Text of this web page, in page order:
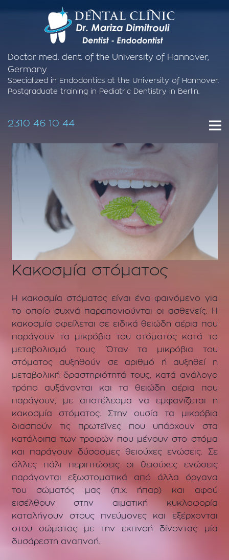
Doctor med. dent. of the University of Hannover,
Germany
Specialized in Endodontics at the University of Hannover.
Postgraduate training in Pediatric Dentistry in Berlin.
2310 46 10 44
Κακοσμία στόματος
Η κακοσμία στόματος είναι ένα φαινόμενο για
το οποίο συχνά παραπονιούνται οι ασθενείς. Η
κακοσμία οφείλεται σε ειδικά θειώδη αέρια που
παράγουν τα μικρόβια του στόματος κατά το
μεταβολισμό τους. Όταν τα μικρόβια του
στόματος αυξηθούν σε αριθμό ή αυξηθεί η
μεταβολική δραστηριότητά τους, κατά ανάλογο
τρόπο αυξάνονται και τα θειώδη αέρια που
παράγουν, με αποτέλεσμα να εμφανίζεται η
κακοσμία στόματος. Στην ουσία τα μικρόβια
διασπούν τις πρωτεΐνες που υπάρχουν στα
κατάλοιπα των τροφών που μένουν στο στόμα
και παράγουν δύσοσμες θειούχες ενώσεις. Σε
άλλες πάλι περιπτώσεις οι θειούχες ενώσεις
παράγονται εξωστοματικά από άλλα όργανα
του σώματός μας (π.χ. ήπαρ) και αφού
εισέλθουν στην αιματική κυκλοφορία
καταλήγουν στους πνεύμονες και εξέρχονται
στου σώματος με την εκπνοή δίνοντας μία
δυσάρεστη αναπνοή.